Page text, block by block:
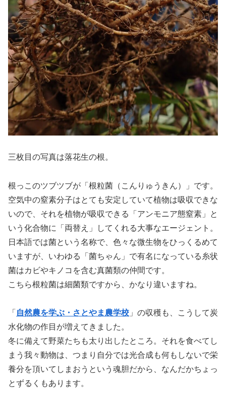
三枚目の写真は落花生の根。
根っこのツブツブが「根粒菌（こんりゅうきん）」です。
空気中の窒素分子はとても安定していて植物は吸収できな
いので、それを植物が吸収できる「アンモニア態窒素」と
いう化合物に「両替え」してくれる大事なエージェント。
日本語では菌という名称で、色々な微生物をひっくるめて
いますが、いわゆる「菌ちゃん」で有名になっている糸状
菌はカビやキノコを含む真菌類の仲間です。
こちら根粒菌は細菌類ですから、かなり違いますね。
「 自然農を学ぶ・さとやま農学校 」の収穫も、こうして炭
水化物の作目が増えてきました。
冬に備えて野菜たちも太り出したところ。それを食べてし
まう我々動物は、つまり自分では光合成も何もしないで栄
養分を頂いてしまおうという魂胆だから、なんだかちょっ
とずるくもあります。